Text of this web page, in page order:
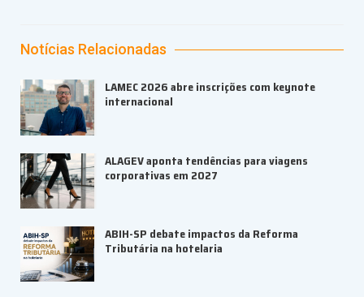
Notícias Relacionadas
LAMEC 2026 abre inscrições com keynote
internacional
ALAGEV aponta tendências para viagens
corporativas em 2027
ABIH-SP debate impactos da Reforma
Tributária na hotelaria